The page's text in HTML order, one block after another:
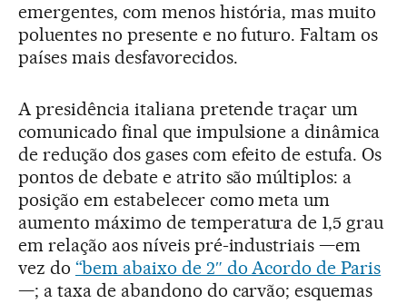
emergentes, com menos história, mas muito
poluentes no presente e no futuro. Faltam os
países mais desfavorecidos.
A presidência italiana pretende traçar um
comunicado final que impulsione a dinâmica
de redução dos gases com efeito de estufa. Os
pontos de debate e atrito são múltiplos: a
posição em estabelecer como meta um
aumento máximo de temperatura de 1,5 grau
em relação aos níveis pré-industriais —em
vez do “bem abaixo de 2″ do Acordo de Paris
—; a taxa de abandono do carvão; esquemas